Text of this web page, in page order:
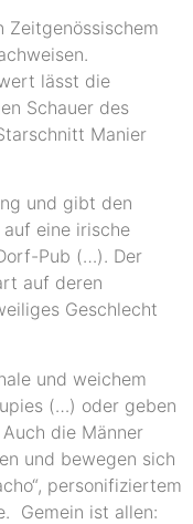
Zeitgenössischem
lässt die
Schauer des
Manier
und gibt den
eine irische
Pub (…). Der
auf deren
Geschlecht
und weichem
(…) oder geben
die Männer
und bewegen sich
personifiziertem
Gemein ist allen: